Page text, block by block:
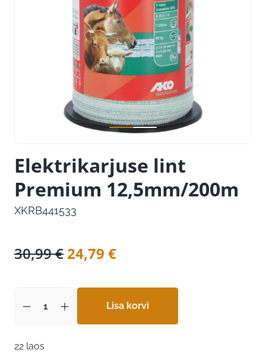
Elektrikarjuse lint
Premium 12,5mm/200m
XKRB441533
30,99€ Algne
oli:
30,99 €.
24,79 €Praegune
on:
24,79 €.
Lisa korvi
22 laos